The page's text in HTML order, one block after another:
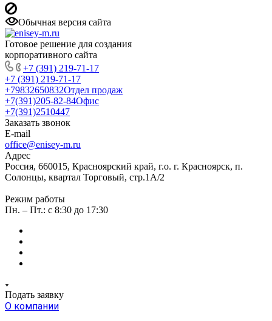
Обычная версия сайта
Готовое решение для создания
корпоративного сайта
+7 (391) 219-71-17
+7 (391) 219-71-17
+79832650832Отдел продаж
+7(391)205-82-84Офис
+7(391)2510447
Заказать звонок
E-mail
office@enisey-m.ru
Адрес
Россия, 660015, Красноярский край, г.о. г. Красноярск, п.
Солонцы, квартал Торговый, стр.1А/2
Режим работы
Пн. – Пт.: c 8:30 до 17:30
Подать заявку
О компании